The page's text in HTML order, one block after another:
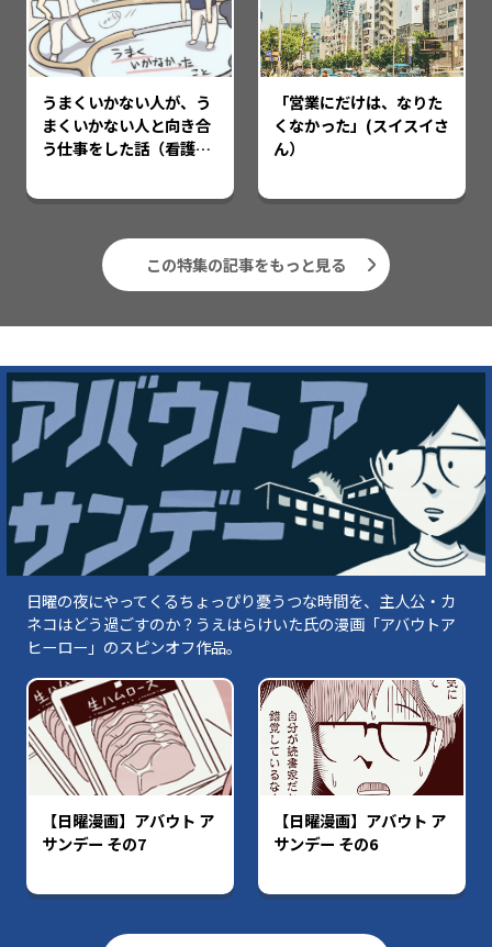
うまくいかない人が、う
まくいかない人と向き合
う仕事をした話（看護師
「営業にだけは、なりた
くなかった」(スイスイさ
ん）
この特集の記事をもっと見る
日曜の夜にやってくるちょっぴり憂うつな時間を、主人公・カ
ネコはどう過ごすのか？うえはらけいた氏の漫画「アバウトア
ヒーロー」のスピンオフ作品。
【日曜漫画】アバウト ア
サンデー その7
【日曜漫画】アバウト ア
サンデー その6